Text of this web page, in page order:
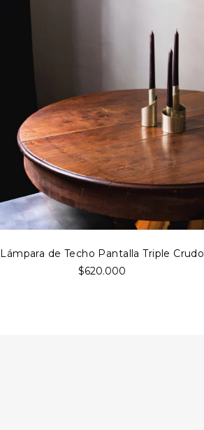
Lámpara de Techo Pantalla Triple Crudo
$620.000